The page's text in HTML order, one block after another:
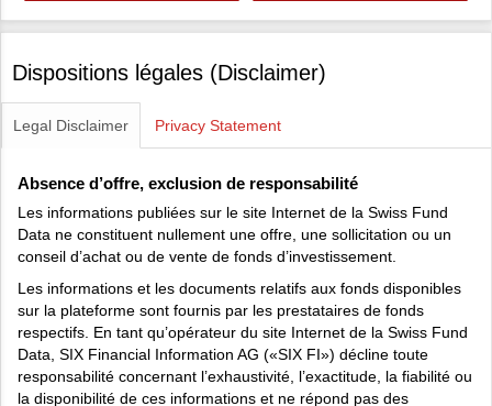
Dispositions légales (Disclaimer)
Legal Disclaimer Privacy Statement
Absence d’offre, exclusion de responsabilité
Les informations publiées sur le site Internet de la Swiss Fund
Data ne constituent nullement une offre, une sollicitation ou un
conseil d’achat ou de vente de fonds d’investissement.
Les informations et les documents relatifs aux fonds disponibles
sur la plateforme sont fournis par les prestataires de fonds
respectifs. En tant qu’opérateur du site Internet de la Swiss Fund
Data, SIX Financial Information AG («SIX FI») décline toute
responsabilité concernant l’exhaustivité, l’exactitude, la fiabilité ou
la disponibilité de ces informations et ne répond pas des